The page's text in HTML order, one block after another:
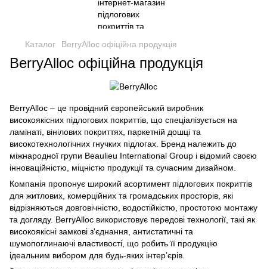
Каталог BerryAlloc офіційна продукція
BerryAlloc офіційна продукція
BerryAlloc – це провідний європейський виробник
високоякісних підлогових покриттів, що спеціалізується на
ламінаті, вінілових покриттях, паркетній дошці та
високотехнологічних гнучких підлогах. Бренд належить до
міжнародної групи Beaulieu International Group і відомий своєю
інноваційністю, міцністю продукції та сучасним дизайном.
Компанія пропонує широкий асортимент підлогових покриттів
для житлових, комерційних та громадських просторів, які
відрізняються довговічністю, водостійкістю, простотою монтажу
та догляду. BerryAlloc використовує передові технології, такі як
високоякісні замкові з'єднання, антистатичні та
шумопоглинаючі властивості, що робить її продукцію
ідеальним вибором для будь-яких інтер’єрів.